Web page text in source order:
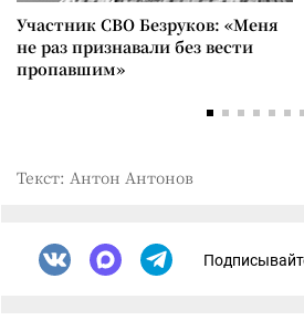
Участник СВО Безруков: «Меня
не раз признавали без вести
пропавшим»
Текст: Антон Антонов